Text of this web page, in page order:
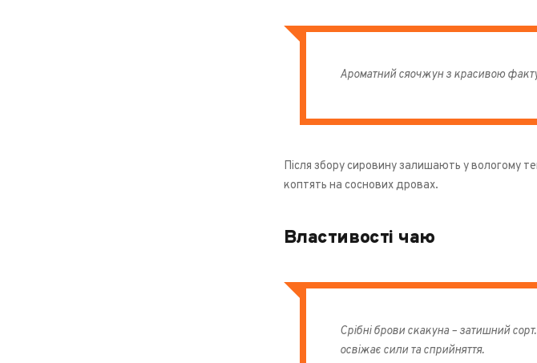
Ароматний сяочжун з красивою
Після збору сировину залишають у вологому
коптять на соснових дровах.
Властивості чаю
Срібні брови скакуна – затишний
освіжає сили та сприйняття.